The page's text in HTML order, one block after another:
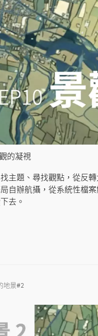
的凝視
主題、尋找觀點，從反
自辦航攝，從系統性檔
去。
地景#2